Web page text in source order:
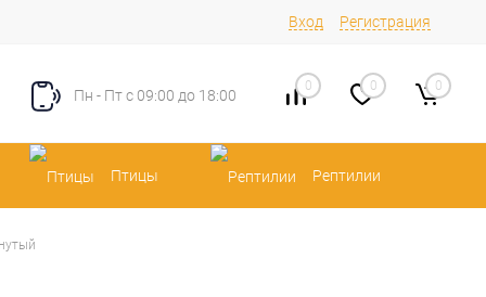
Вход Регистрация
Пн - Пт с 09:00 до 18:00
0 0 0
Птицы Рептилии